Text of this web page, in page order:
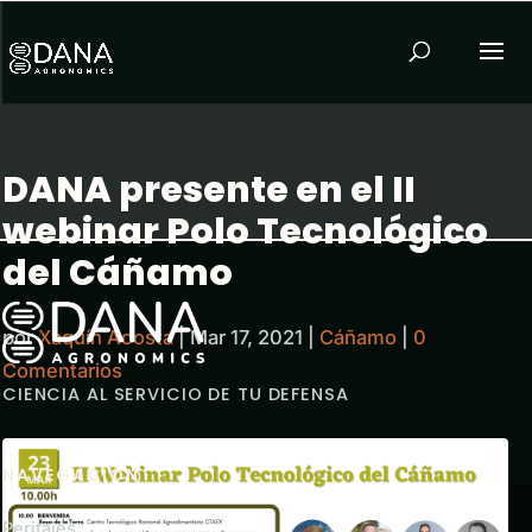
DANA presente en el II
webinar Polo Tecnológico
del Cáñamo
porXaquín Acosta|Mar 17, 2021 Cáñamo
0
Comentarios
CIENCIA AL SERVICIO DE TU DEFENSA
NAVEGACIÓN